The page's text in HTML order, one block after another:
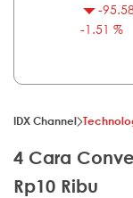
-
-1.51 %
IDX Channel
4 Cara
Rp10 Ribu